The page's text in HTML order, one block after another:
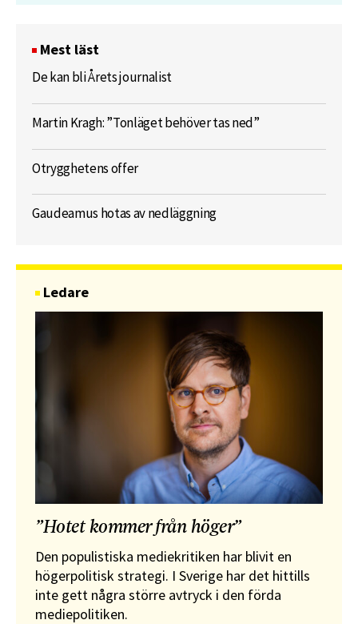
Mest läst
De kan bli Årets journalist
Martin Kragh: ”Tonläget behöver tas ned”
Otrygghetens offer
Gaudeamus hotas av nedläggning
Ledare
”Hotet kommer från höger”
Den populistiska mediekritiken har blivit en
högerpolitisk strategi. I Sverige har det hittills
inte gett några större avtryck i den förda
mediepolitiken.